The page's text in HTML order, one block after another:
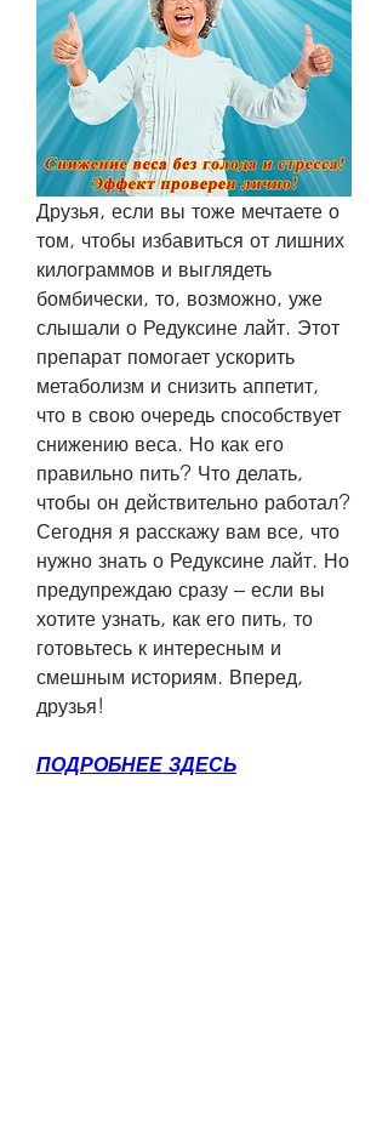
Друзья, если вы тоже мечтаете о
том, чтобы избавиться от лишних
килограммов и выглядеть
бомбически, то, возможно, уже
слышали о Редуксине лайт. Этот
препарат помогает ускорить
метаболизм и снизить аппетит,
что в свою очередь способствует
снижению веса. Но как его
правильно пить? Что делать,
чтобы он действительно работал?
Сегодня я расскажу вам все, что
нужно знать о Редуксине лайт. Но
предупреждаю сразу – если вы
хотите узнать, как его пить, то
готовьтесь к интересным и
смешным историям. Вперед,
друзья!
ПОДРОБНЕЕ ЗДЕСЬ